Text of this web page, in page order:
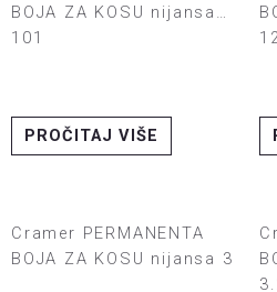
BOJA ZA KOSU nijansa
101
PROČITAJ VIŠE
Cramer PERMANENTA
BOJA ZA KOSU nijansa 3